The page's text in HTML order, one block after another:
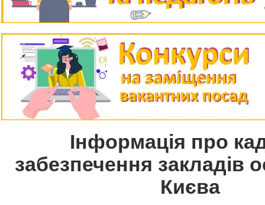
Інформація про
забезпечення закладів
Києва